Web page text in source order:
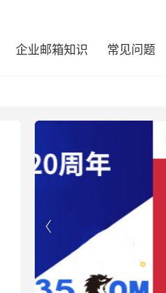
企业邮箱知识 常见问题
